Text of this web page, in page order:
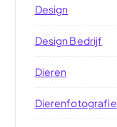
Design
Design Bedrijf
Dieren
Dierenfotografie